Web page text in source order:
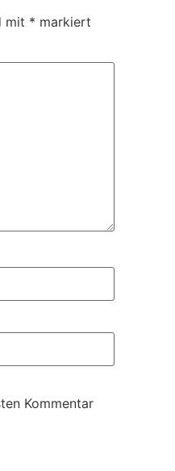
mit * markiert
Kommentar